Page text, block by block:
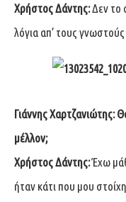
Χρήστος Δάντης:Δεν το
λόγια απ’ τους
Γιάννης Χαρτζανιώτης:
μέλλον;
Χρήστος Δάντης:Έχω
ήταν κάτι που μου